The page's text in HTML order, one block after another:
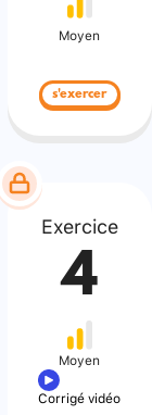
Moyen
s'exercer
Exercice
4
Moyen
Corrigé vidéo